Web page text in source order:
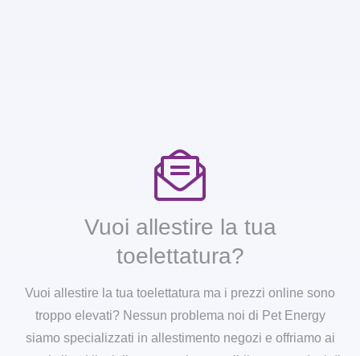
Vuoi allestire la tua
toelettatura?
Vuoi allestire la tua toelettatura ma i prezzi online sono
troppo elevati? Nessun problema noi di Pet Energy
siamo specializzati in allestimento negozi e offriamo ai